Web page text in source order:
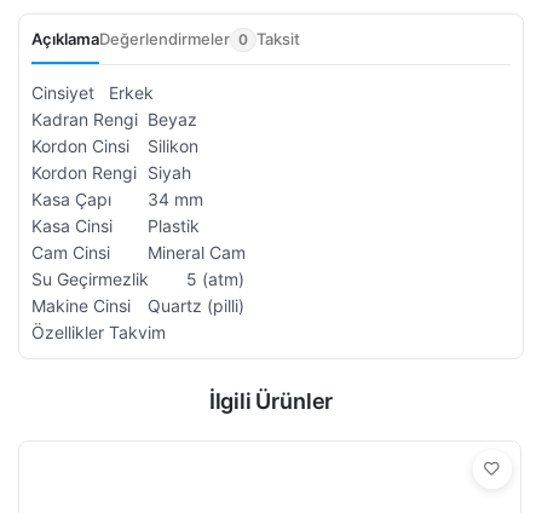
AçıklamaDeğerlendirmeler 0 Taksit
Cinsiyet
Erkek
Kadran Rengi Beyaz
Kordon Cinsi
Silikon
Kordon Rengi Siyah
Kasa Çapı
34 mm
Kasa Cinsi
Plastik
Cam Cinsi
Mineral Cam
Su Geçirmezlik
5 (atm)
Makine Cinsi
Quartz (pilli)
Özellikler Takvim
İlgili Ürünler